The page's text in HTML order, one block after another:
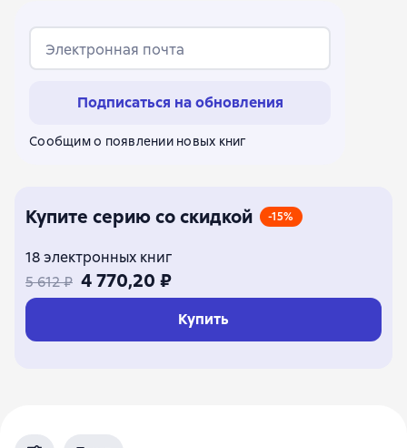
Электронная почта
Подписаться на обновления
Сообщим о появлении новых книг
Купите серию со скидкой -15%
18 электронных книг
5 612 ₽ 4 770,20 ₽
Купить